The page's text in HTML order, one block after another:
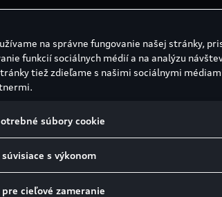
na správne fungovanie našej stránky,
funkcií sociálnych médií a na analýzu
tiež zdieľame s našimi sociálnymi
súbory cookie
s výkonom
cieľové zameranie